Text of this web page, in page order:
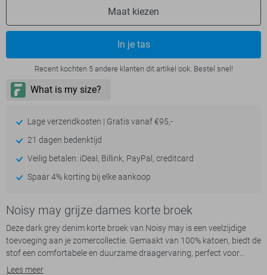
Maat kiezen
In je tas
Recent kochten 5 andere klanten dit artikel ook. Bestel snel!
Lage verzendkosten | Gratis vanaf €95,-
21 dagen bedenktijd
Veilig betalen: iDeal, Billink, PayPal, creditcard
Spaar 4% korting bij elke aankoop
Noisy may grijze dames korte broek
Deze dark grey denim korte broek van Noisy may is een veelzijdige
toevoeging aan je zomercollectie. Gemaakt van 100% katoen, biedt de
stof een comfortabele en duurzame draagervaring, perfect voor
dagelijks gebruik. De regular fit en de destroyed wassing geven de
Lees meer